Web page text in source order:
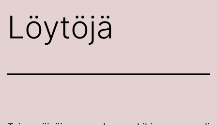
Löytöjä